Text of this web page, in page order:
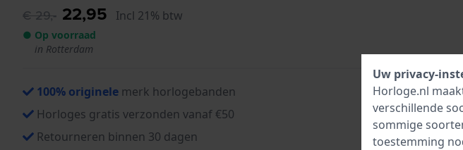
€ 29,- 22,95 Incl 21% btw
● Op voorraad
in Rotterdam
100% originele merk horlogebanden
Horloges gratis verzonden vanaf €50
Retourneren binnen 30 dagen
Uw privacy-
Horloge.nl
verschillende
sommige
toestemming